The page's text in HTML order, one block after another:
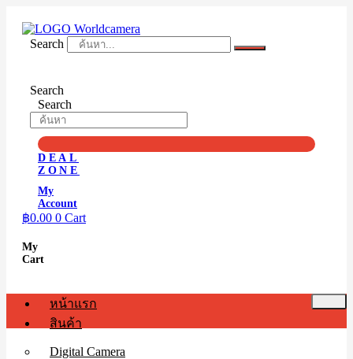
contentSearch
Search
Search
DEAL
ZONE
My
Account
฿0.00 0 Cart
My
Cart
หน้าแรก
สินค้า
Digital Camera